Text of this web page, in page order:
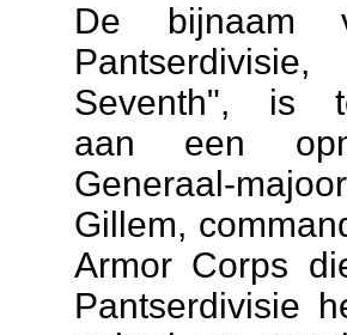
De
Seventh", is
aan een
Generaal-
Gillem,
Armor Corps
Pantserdivisie